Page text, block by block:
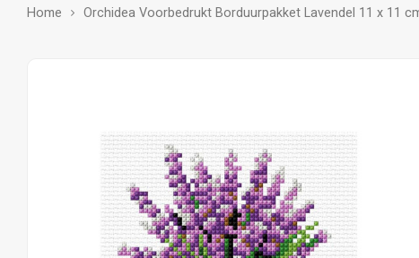
Home Orchidea Voorbedrukt Borduurpakket Lavendel 11 x 11